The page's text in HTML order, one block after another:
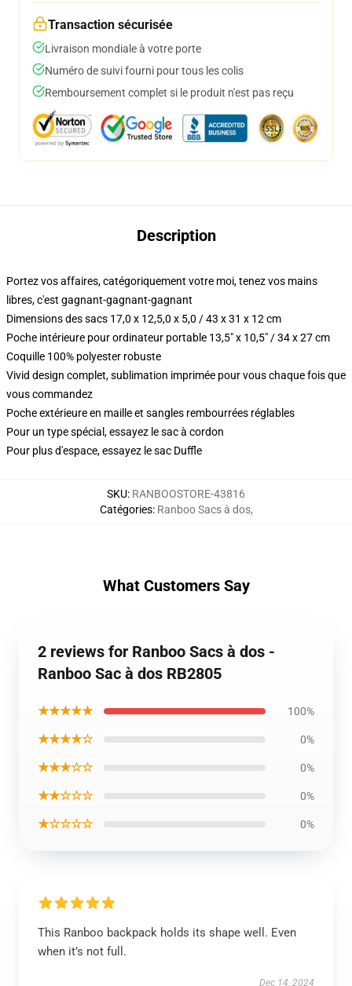
Transaction sécurisée
Livraison mondiale à votre porte
Numéro de suivi fourni pour tous les colis
Remboursement complet si le produit n'est pas reçu
Description
Portez vos affaires, catégoriquement votre moi, tenez vos mains
libres, c'est gagnant-gagnant-gagnant
Dimensions des sacs 17,0 x 12,5,0 x 5,0 / 43 x 31 x 12 cm
Poche intérieure pour ordinateur portable 13,5" x 10,5" / 34 x 27 cm
Coquille 100% polyester robuste
Vivid design complet, sublimation imprimée pour vous chaque fois que
vous commandez
Poche extérieure en maille et sangles rembourrées réglables
Pour un type spécial, essayez le sac à cordon
Pour plus d'espace, essayez le sac Duffle
SKU: RANBOOSTORE-43816
Catégories: Ranboo Sacs à dos,
What Customers Say
2 reviews for Ranboo Sacs à dos -
Ranboo Sac à dos RB2805
★★★★★ 100%
★★★★☆ 0%
★★★☆☆ 0%
★★☆☆☆ 0%
★☆☆☆☆ 0%
This Ranboo backpack holds its shape well. Even
when it’s not full.
Dec 14, 2024